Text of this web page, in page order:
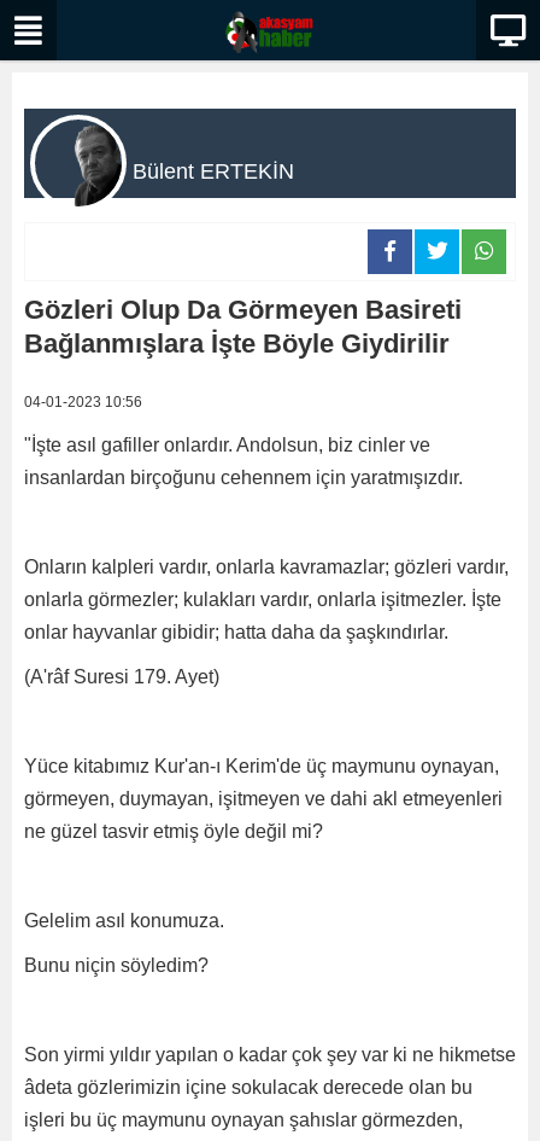
Bülent ERTEKİN
Gözleri Olup Da Görmeyen Basireti
Bağlanmışlara İşte Böyle Giydirilir
04-01-2023 10:56
"İşte asıl gafiller onlardır. Andolsun, biz cinler ve
insanlardan birçoğunu cehennem için yaratmışızdır.
Onların kalpleri vardır, onlarla kavramazlar; gözleri vardır,
onlarla görmezler; kulakları vardır, onlarla işitmezler. İşte
onlar hayvanlar gibidir; hatta daha da şaşkındırlar.
(A'râf Suresi 179. Ayet)
Yüce kitabımız Kur'an-ı Kerim'de üç maymunu oynayan,
görmeyen, duymayan, işitmeyen ve dahi akl etmeyenleri
ne güzel tasvir etmiş öyle değil mi?
Gelelim asıl konumuza.
Bunu niçin söyledim?
Son yirmi yıldır yapılan o kadar çok şey var ki ne hikmetse
âdeta gözlerimizin içine sokulacak derecede olan bu
işleri bu üç maymunu oynayan şahıslar görmezden,